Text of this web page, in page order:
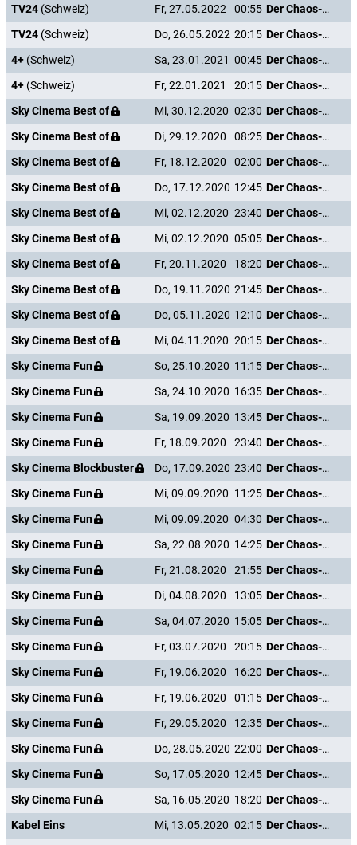
TV24 (Schweiz) Fr, 27.05.2022 00:55
Der Chaos-Dad
TV24 (Schweiz) Do, 26.05.2022 20:15
Der Chaos-Dad
4+ (Schweiz) Sa, 23.01.2021 00:45
Der Chaos-Dad
4+ (Schweiz) Fr, 22.01.2021 20:15
Der Chaos-Dad
Sky Cinema Best of
Mi, 30.12.2020 02:30
Der Chaos-Dad
Sky Cinema Best of
Di, 29.12.2020 08:25
Der Chaos-Dad
Sky Cinema Best of
Fr, 18.12.2020 02:00
Der Chaos-Dad
Sky Cinema Best of
Do, 17.12.2020 12:45
Der Chaos-Dad
Sky Cinema Best of
Mi, 02.12.2020 23:40
Der Chaos-Dad
Sky Cinema Best of
Mi, 02.12.2020 05:05
Der Chaos-Dad
Sky Cinema Best of
Fr, 20.11.2020 18:20
Der Chaos-Dad
Sky Cinema Best of
Do, 19.11.2020 21:45
Der Chaos-Dad
Sky Cinema Best of
Do, 05.11.2020 12:10
Der Chaos-Dad
Sky Cinema Best of
Mi, 04.11.2020 20:15
Der Chaos-Dad
Sky Cinema Fun
So, 25.10.2020 11:15
Der Chaos-Dad
Sky Cinema Fun
Sa, 24.10.2020 16:35
Der Chaos-Dad
Sky Cinema Fun
Sa, 19.09.2020 13:45
Der Chaos-Dad
Sky Cinema Fun
Fr, 18.09.2020 23:40
Der Chaos-Dad
Sky Cinema Blockbuster
Do, 17.09.2020 23:40
Der Chaos-Dad
Sky Cinema Fun
Mi, 09.09.2020 11:25
Der Chaos-Dad
Sky Cinema Fun
Mi, 09.09.2020 04:30
Der Chaos-Dad
Sky Cinema Fun
Sa, 22.08.2020 14:25
Der Chaos-Dad
Sky Cinema Fun
Fr, 21.08.2020 21:55
Der Chaos-Dad
Sky Cinema Fun
Di, 04.08.2020 13:05
Der Chaos-Dad
Sky Cinema Fun
Sa, 04.07.2020 15:05
Der Chaos-Dad
Sky Cinema Fun
Fr, 03.07.2020 20:15
Der Chaos-Dad
Sky Cinema Fun
Fr, 19.06.2020 16:20
Der Chaos-Dad
Sky Cinema Fun
Fr, 19.06.2020 01:15
Der Chaos-Dad
Sky Cinema Fun
Fr, 29.05.2020 12:35
Der Chaos-Dad
Sky Cinema Fun
Do, 28.05.2020 22:00
Der Chaos-Dad
Sky Cinema Fun
So, 17.05.2020 12:45
Der Chaos-Dad
Sky Cinema Fun
Sa, 16.05.2020 18:20
Der Chaos-Dad
Kabel Eins
Mi, 13.05.2020 02:15
Der Chaos-Dad